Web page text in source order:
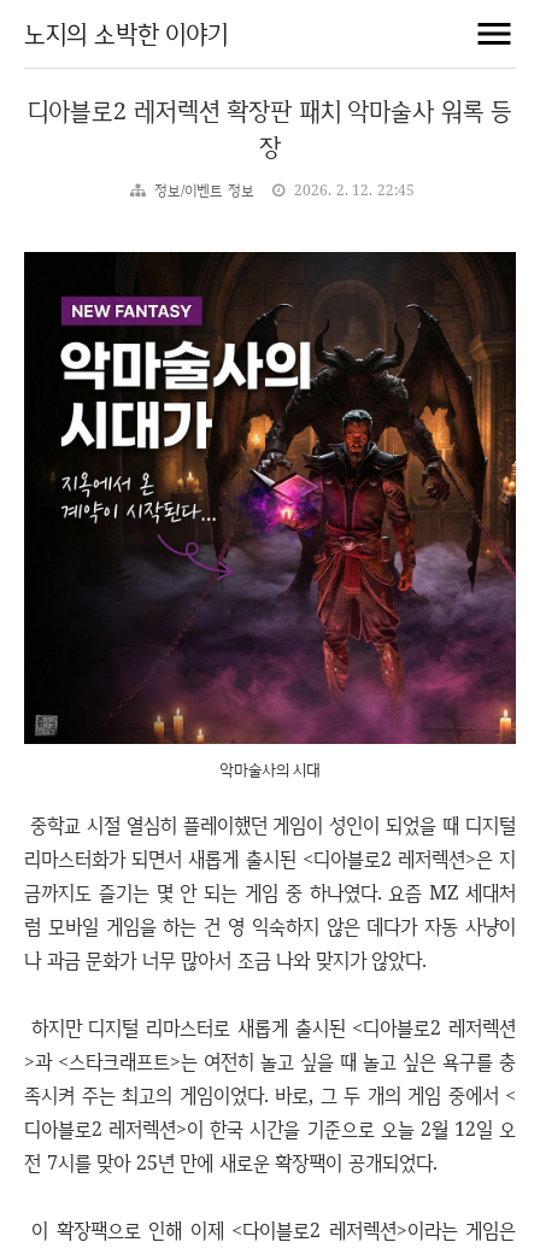
노지의 소박한 이야기
디아블로2 레저렉션 확장판 패치 악마술사 워록 등
장
정보/이벤트 정보 2026. 2. 12. 22:45
악마술사의 시대
중학교 시절 열심히 플레이했던 게임이 성인이 되었을 때 디지털
리마스터화가 되면서 새롭게 출시된 <디아블로2 레저렉션>은 지
금까지도 즐기는 몇 안 되는 게임 중 하나였다. 요즘 MZ 세대처
럼 모바일 게임을 하는 건 영 익숙하지 않은 데다가 자동 사냥이
나 과금 문화가 너무 많아서 조금 나와 맞지가 않았다.
하지만 디지털 리마스터로 새롭게 출시된 <디아블로2 레저렉션
>과 <스타크래프트>는 여전히 놀고 싶을 때 놀고 싶은 욕구를 충
족시켜 주는 최고의 게임이었다. 바로, 그 두 개의 게임 중에서 <
디아블로2 레저렉션>이 한국 시간을 기준으로 오늘 2월 12일 오
전 7시를 맞아 25년 만에 새로운 확장팩이 공개되었다.
이 확장팩으로 인해 이제 <다이블로2 레저렉션>이라는 게임은